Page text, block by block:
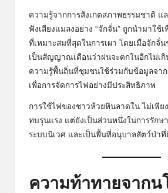
ความรู้จากการสังเกตสภาพธรรมชาติ
ฟังเสียงแมลงอย่าง “จักจั่น” ถูกนำมาใช้
ที่เหมาะสมที่สุดในการเผา โดยเมื่อจักจั่น
เป็นสัญญาณเตือนว่าฝนจะตกในอีกไม่เ
ความรู้พื้นถิ่นที่ชุมชนใช้ร่วมกับข้อมูลจา
เพื่อการจัดการไฟอย่างมีประสิทธิภาพ
การใช้ไฟของชาวห้วยหินลาดใน ไม่เพีย
ทบรุนแรง แต่ยังเป็นส่วนหนึ่งในการรัก
ระบบนิเวศ และเป็นพื้นที่อนุบาลสัตว์ป่า
ความท้าทายจากน